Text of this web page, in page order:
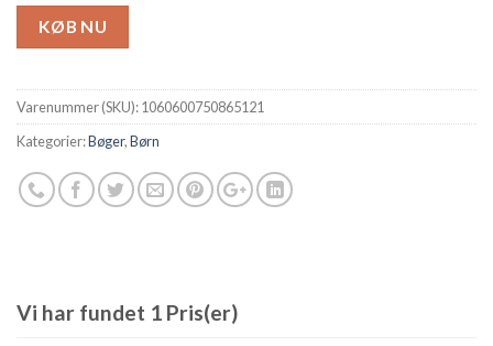
KØB NU
Varenummer (SKU):1060600750865121
Kategorier:Bøger,Børn
Vi har fundet 1 Pris(er)